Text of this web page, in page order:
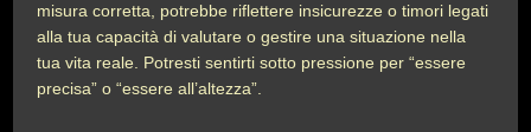
misura corretta, potrebbe riflettere insicurezze o timori legati
alla tua capacità di valutare o gestire una situazione nella
tua vita reale. Potresti sentirti sotto pressione per “essere
precisa” o “essere all’altezza”.